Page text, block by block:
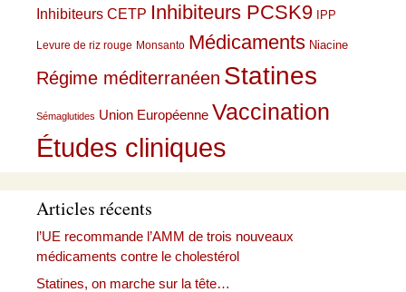
Inhibiteurs CETP Inhibiteurs PCSK9 IPP
Levure de riz rouge Monsanto Médicaments Niacine
Régime méditerranéen Statines
Sémaglutides Union Européenne Vaccination
Études cliniques
Articles récents
l’UE recommande l’AMM de trois nouveaux
médicaments contre le cholestérol
Statines, on marche sur la tête…